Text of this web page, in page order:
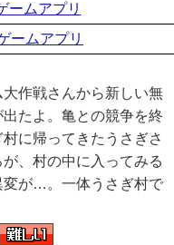
ームアプリ
ームアプリ
大作戦さんから新しい無
たよ。亀との競争を終
村に帰ってきたうさぎさ
が、村の中に入ってみる
変が…。一体うさぎ村で